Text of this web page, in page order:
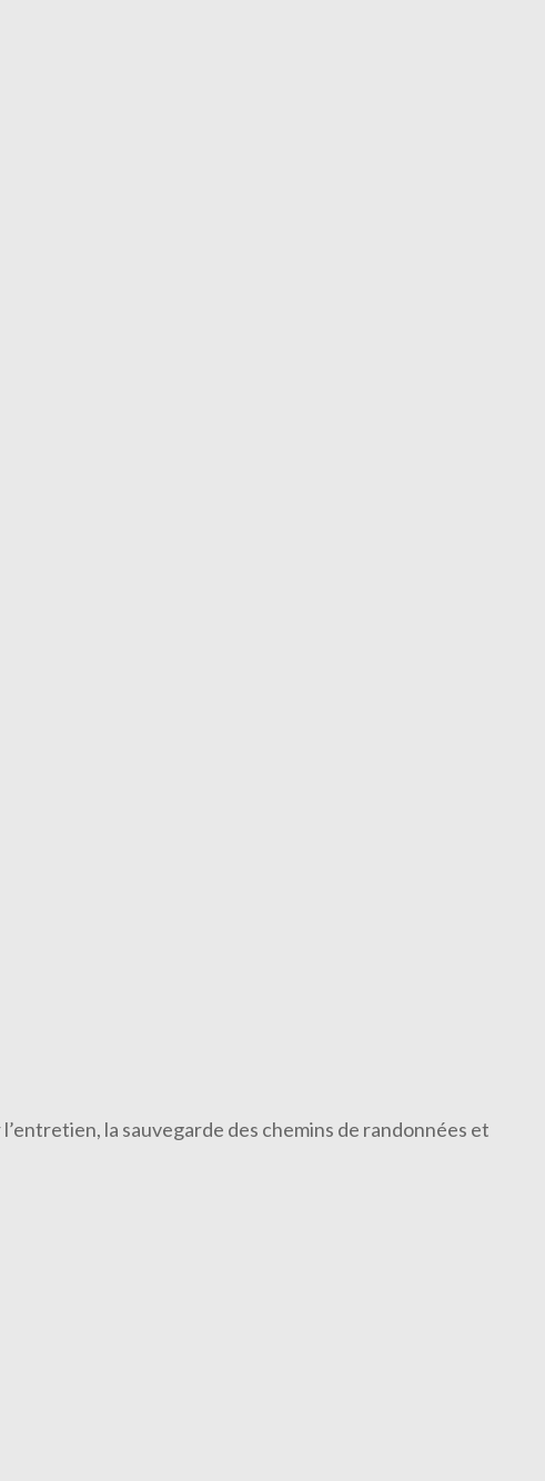
la sauvegarde des chemins de randonnées et